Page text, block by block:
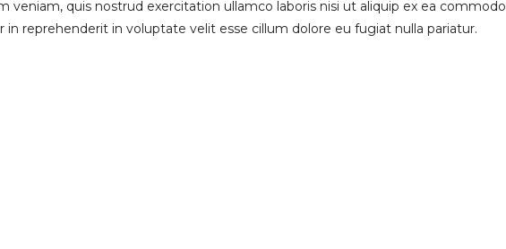
veniam, quis nostrud exercitation ullamco laboris nisi ut aliquip ex ea commodo
in reprehenderit in voluptate velit esse cillum dolore eu fugiat nulla pariatur.